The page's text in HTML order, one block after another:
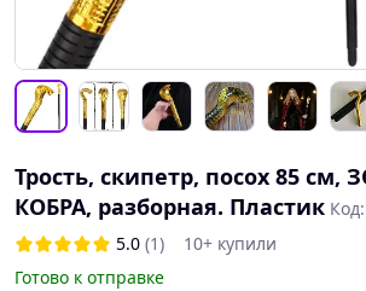
Трость, скипетр, посох 85 см,
КОБРА, разборная. Пластик
5.0 (1)
10+ купили
Готово к отправке